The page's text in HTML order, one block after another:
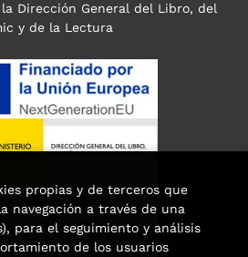
Dirección General del Libro, del
y de la Lectura
propias y de terceros que
navegación a través de una
para el seguimiento y análisis
de los usuarios